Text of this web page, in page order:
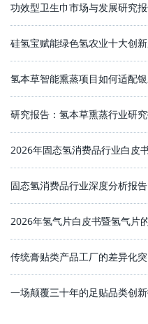
功效型卫生巾市场与发展研究
硅氢宝赋能绿色氢农业十大创
氢本草智能熏蒸项目如何适配
研究报告：氢本草熏蒸行业研
2026年固态氢消费品行业白皮
固态氢消费品行业深度分析报
2026年氢气片白皮书暨氢气片
传统膏贴类产品工厂的差异化
一场颠覆三十年的足贴品类创